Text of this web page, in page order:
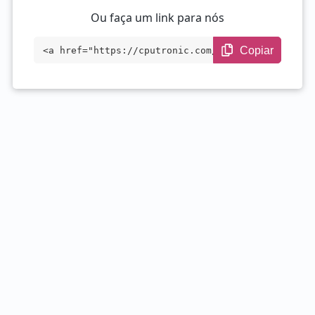
Ou faça um link para nós
<a href="https://cputronic.com/pt/cpu/am
Copiar